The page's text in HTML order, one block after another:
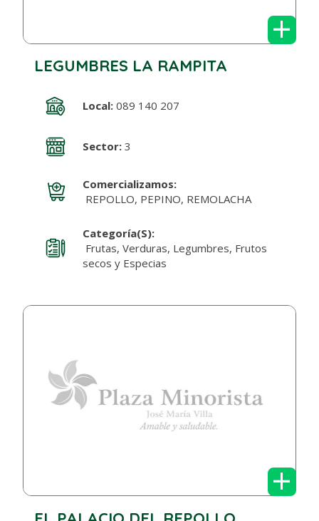
+
LEGUMBRES LA RAMPITA
Local:089 140 207
Sector:3
Comercializamos:
REPOLLO, PEPINO, REMOLACHA
Categoría(s):
Frutas, Verduras, Legumbres, Frutos
secos y Especias
+